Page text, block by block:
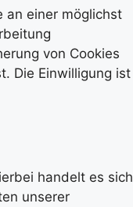
an einer möglichst
von Cookies
Die Einwilligung ist
handelt es sich
unserer